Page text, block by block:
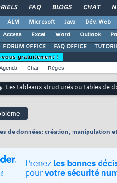
FAQ BLOGS CHAT
ALM Microsoft Java Dév. Web
Access Excel Word Outlook
FORUM OFFICE
FAQ OFFICE
vous gratuitement !
Agenda Chat Règles
Les tableaux structurés ou tables de
de données: création, manipulation